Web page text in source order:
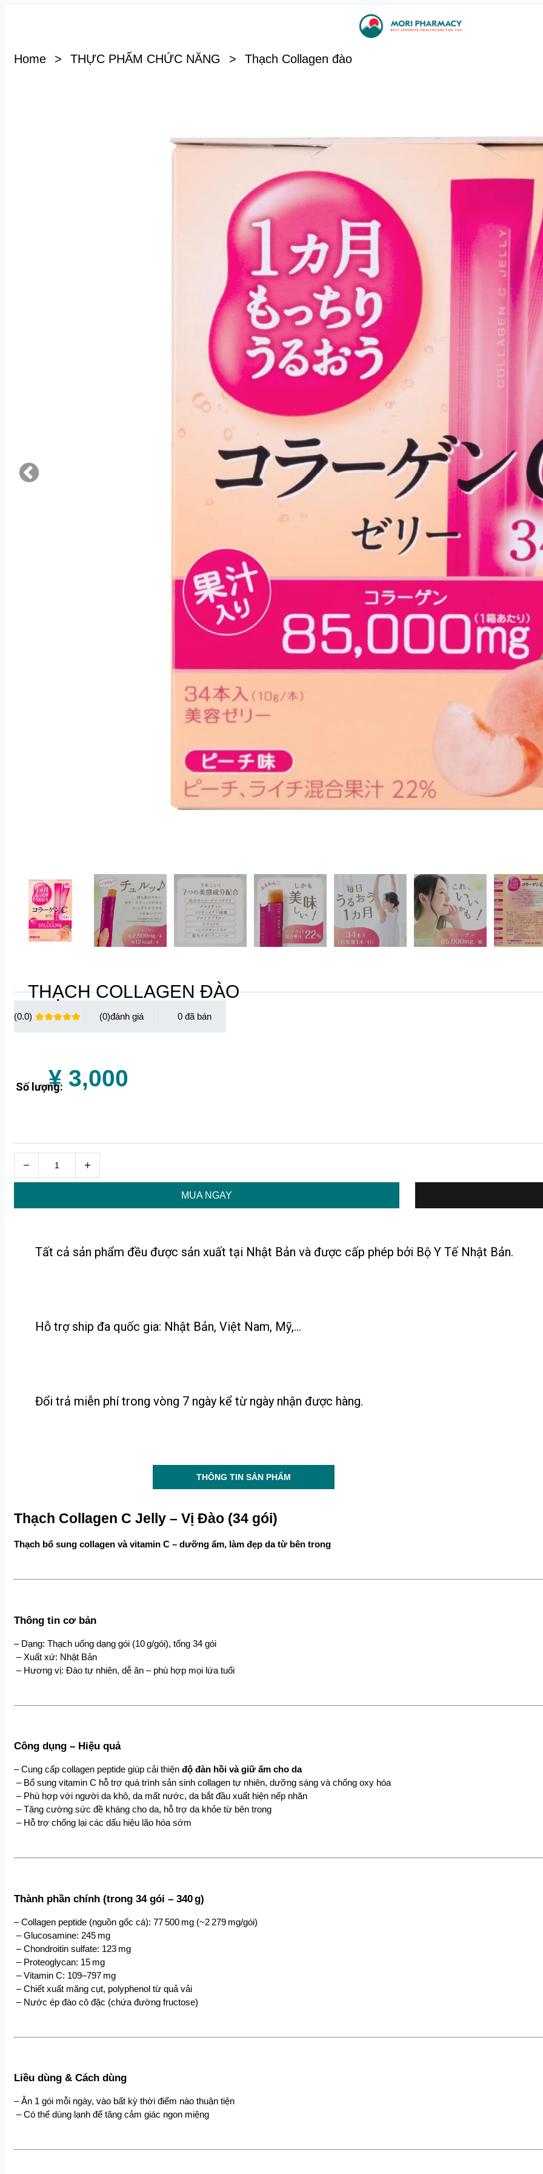
Home > THỰC PHẨM CHỨC NĂNG > Thạch Collagen đào
THÔNG TIN SẢN PHẨM
MUA NGAY
Hỗ trợ ship đa quốc gia: Nhật Bản, Việt Nam, Mỹ,...
Đổi trả miễn phí trong vòng 7 ngày kể từ ngày nhận được hàng.
0
(0)
(0.0)
¥ 3,000
Tất cả sản phẩm đều được sản xuất tại Nhật Bản và được cấp phép bởi Bộ Y Tế Nhật Bản.
Thạch Collagen C Jelly – Vị Đào (34 gói)
Thạch bổ sung collagen và vitamin C – dưỡng ẩm, làm đẹp da từ bên trong
Thông tin cơ bản
– Dạng: Thạch uống dạng gói (10 g/gói), tổng 34 gói
– Xuất xứ: Nhật Bản
– Hương vị: Đào tự nhiên, dễ ăn – phù hợp mọi lứa tuổi
Công dụng – Hiệu quả
– Cung cấp collagen peptide giúp cải thiện độ đàn hồi và giữ ẩm cho da
– Bổ sung vitamin C hỗ trợ quá trình sản sinh collagen tự nhiên, dưỡng sáng và chống oxy hóa
– Phù hợp với người da khô, da mất nước, da bắt đầu xuất hiện nếp nhăn
– Tăng cường sức đề kháng cho da, hỗ trợ da khỏe từ bên trong
– Hỗ trợ chống lại các dấu hiệu lão hóa sớm
Thành phần chính (trong 34 gói – 340 g)
– Collagen peptide (nguồn gốc cá): 77 500 mg (~2 279 mg/gói)
– Glucosamine: 245 mg
– Chondroitin sulfate: 123 mg
– Proteoglycan: 15 mg
– Vitamin C: 109–797 mg
– Chiết xuất măng cụt, polyphenol từ quả vải
– Nước ép đào cô đặc (chứa đường fructose)
Liều dùng & Cách dùng
– Ăn 1 gói mỗi ngày, vào bất kỳ thời điểm nào thuận tiện
– Có thể dùng lạnh để tăng cảm giác ngon miệng
THẠCH COLLAGEN ĐÀO
Số lượng: